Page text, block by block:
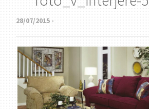
28/07/2015 -